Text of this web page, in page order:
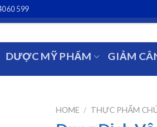
599
DƯỢC MỸ PHẨM GIẢM
HOME / THỰC PHẨM